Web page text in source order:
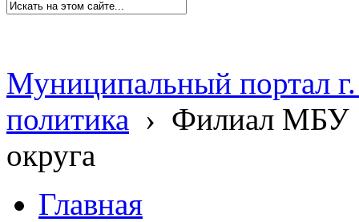
Муниципальный портал
политика › Филиал МБУ
округа
Главная